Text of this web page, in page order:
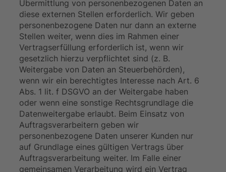
Übermittlung von personenbezogenen Daten an
diese externen Stellen erforderlich. Wir geben
personenbezogene Daten nur dann an externe
Stellen weiter, wenn dies im Rahmen einer
Vertragserfüllung erforderlich ist, wenn wir
gesetzlich hierzu verpflichtet sind (z. B.
Weitergabe von Daten an Steuerbehörden),
wenn wir ein berechtigtes Interesse nach Art. 6
Abs. 1 lit. f DSGVO an der Weitergabe haben
oder wenn eine sonstige Rechtsgrundlage die
Datenweitergabe erlaubt. Beim Einsatz von
Auftragsverarbeitern geben wir
personenbezogene Daten unserer Kunden nur
auf Grundlage eines gültigen Vertrags über
Auftragsverarbeitung weiter. Im Falle einer
gemeinsamen Verarbeitung wird ein Vertrag